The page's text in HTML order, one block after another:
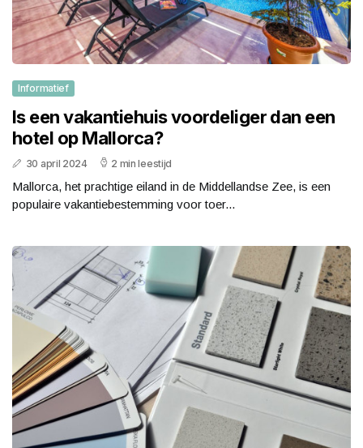
Informatief
Is een vakantiehuis voordeliger dan een
hotel op Mallorca?
30 april 2024 2 min leestijd
Mallorca, het prachtige eiland in de Middellandse Zee, is een
populaire vakantiebestemming voor toer...